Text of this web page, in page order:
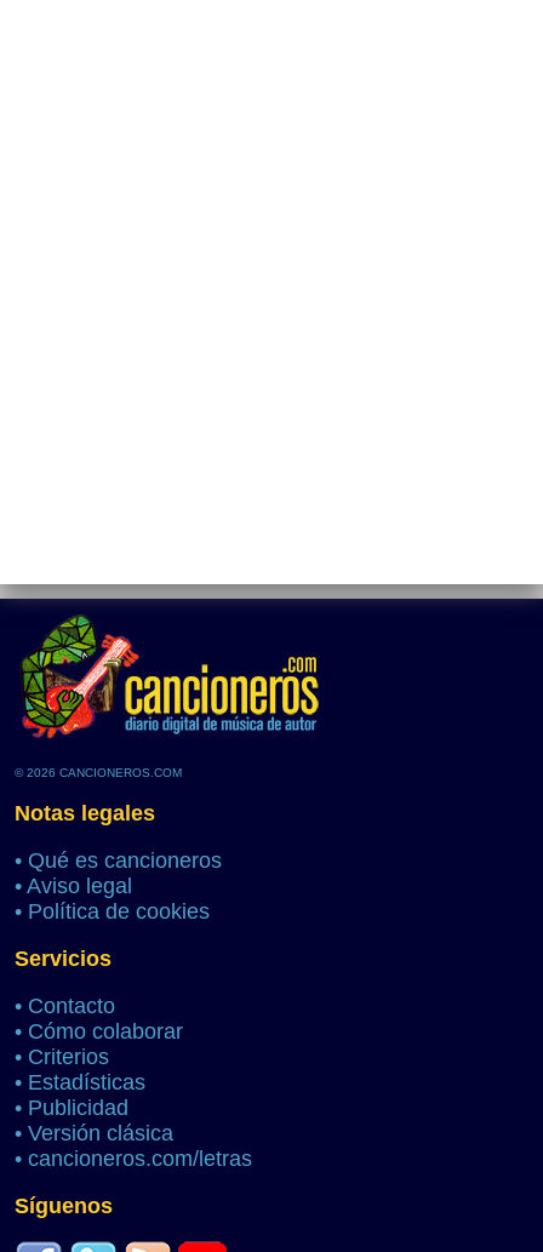
© 2026 CANCIONEROS.COM
Notas legales
• Qué es cancioneros
• Aviso legal
• Política de cookies
Servicios
• Contacto
• Cómo colaborar
• Criterios
• Estadísticas
• Publicidad
• Versión clásica
• cancioneros.com/letras
Síguenos